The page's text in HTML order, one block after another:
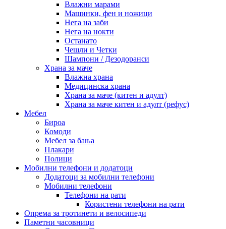
Влажни марами
Машинки, фен и ножици
Нега на заби
Нега на нокти
Останато
Чешли и Четки
Шампони / Дезодоранси
Храна за маче
Влажна храна
Медицинска храна
Храна за маче (китен и адулт)
Храна за маче китен и адулт (рефус)
Мебел
Бироа
Комоди
Мебел за бања
Плакари
Полици
Мобилни телефони и додатоци
Додатоци за мобилни телефони
Мобилни телефони
Телефони на рати
Користени телефони на рати
Опрема за тротинети и велосипеди
Паметни часовници